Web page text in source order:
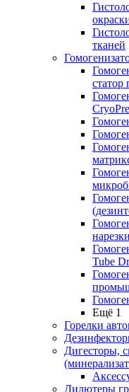
тканей
Tube
Ещё 1
Горелки
Дигесторы,
Дилютеры